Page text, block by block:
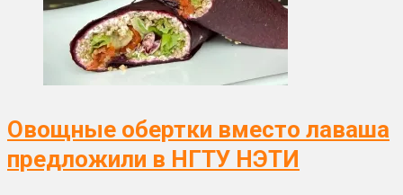
Овощные обертки вместо лаваша
предложили в НГТУ НЭТИ